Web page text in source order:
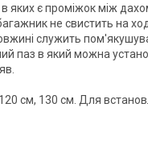
яких є проміжок між
не свистить на
служить
в який можна
см, 130 см. Для